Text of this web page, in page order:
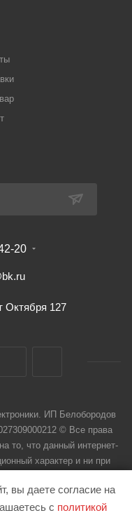
20
Октября 127
ИП Белобородов
© Все права
то, что данный интернет-
характер и ни при
вы даете согласие на
с политикой